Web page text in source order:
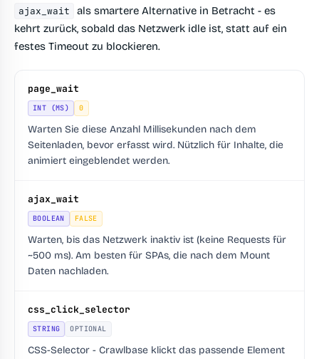
ajax_wait
als smartere Alternative in Betracht - es
kehrt zurück, sobald das Netzwerk idle ist, statt auf ein
festes Timeout zu blockieren.
page_wait
INT (MS) 0
Warten Sie diese Anzahl Millisekunden nach dem
Seitenladen, bevor erfasst wird. Nützlich für Inhalte, die
animiert eingeblendet werden.
ajax_wait
BOOLEAN FALSE
Warten, bis das Netzwerk inaktiv ist (keine Requests für
~500 ms). Am besten für SPAs, die nach dem Mount
Daten nachladen.
css_click_selector
STRING OPTIONAL
CSS-Selector - Crawlbase klickt das passende Element